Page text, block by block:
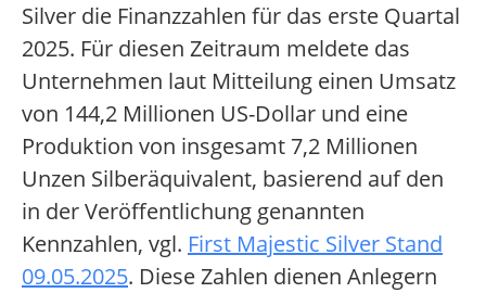
Silver die Finanzzahlen für das erste Quartal
2025. Für diesen Zeitraum meldete das
Unternehmen laut Mitteilung einen Umsatz
von 144,2 Millionen US-Dollar und eine
Produktion von insgesamt 7,2 Millionen
Unzen Silberäquivalent, basierend auf den
in der Veröffentlichung genannten
Kennzahlen, vgl. First Majestic Silver Stand
09.05.2025. Diese Zahlen dienen Anlegern